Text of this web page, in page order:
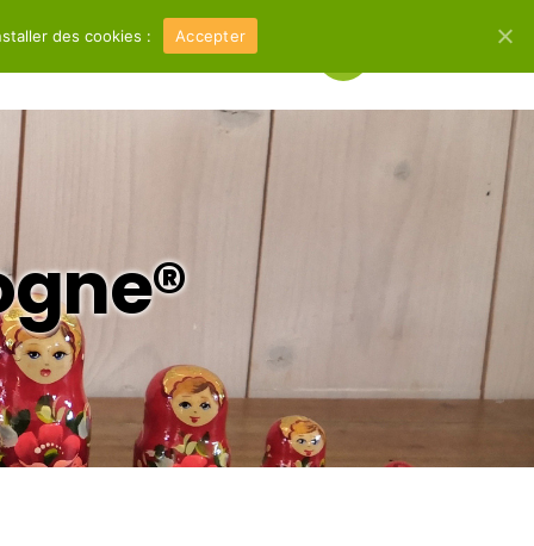
Thalasso Bain Bébé
des cookies : Accepter